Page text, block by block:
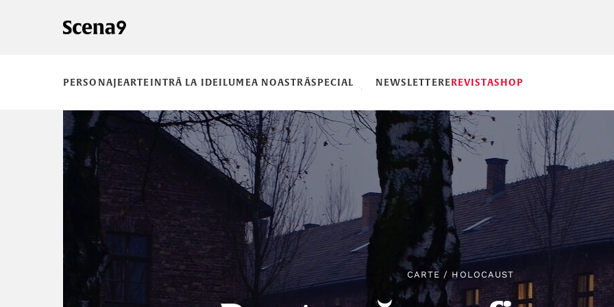
PERSONAJEARTEINTRĂ LA IDEILUMEA NOASTRĂSPECIAL NEWSLETTEREREVISTASHOP
CARTE / HOLOCAUST